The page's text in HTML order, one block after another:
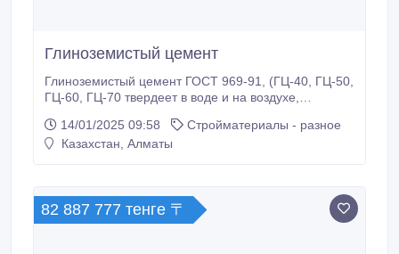
Глиноземистый цемент
Глиноземистый цемент ГОСТ 969-91, (ГЦ-40, ГЦ-50,
ГЦ-60, ГЦ-70 твердеет в воде и на воздухе,
растворов и бетонов), ВГЦ-1, ВГЦ-2, -
быстротвердеющее гидравлическое вяжущее
заполнители шамотные, цемент тампонажный,
глина С2, Известь различных сортов, Карбид
кальция кислотоупорный порошок, шамотный
14/01/2025 09:58
Стройматериалы - разное
Казахстан, Алматы
82 887 777 тенге 〒